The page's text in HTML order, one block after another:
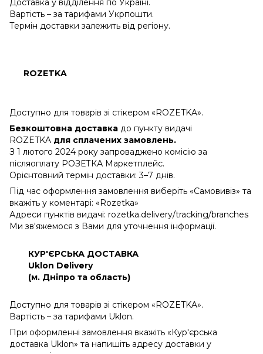
Вартість – за тарифами Укрпошти.
Термін доставки залежить від регіону.
ROZETKA
Доступно для товарів зі стікером «ROZETKA».
Безкоштовна доставка до пункту видачі
ROZETKA для сплачених замовлень.
З 1 лютого 2024 року запроваджено комісію за
післяоплату РОЗЕТКА Маркетплейс.
Орієнтовний термін доставки: 3–7 днів.
Під час оформлення замовлення виберіть «Самовивіз» та
вкажіть у коментарі: «Rozetka»
Адреси пунктів видачі: rozetka.delivery/tracking/branches
Ми зв'яжемося з Вами для уточнення інформації.
КУР'ЄРСЬКА ДОСТАВКА
Uklon Delivery
(м. Дніпро та область)
Доступно для товарів зі стікером «ROZETKA».
Вартість – за тарифами Uklon.
При оформленні замовлення вкажіть «Кур'єрська
доставка Uklon» та напишіть адресу доставки у